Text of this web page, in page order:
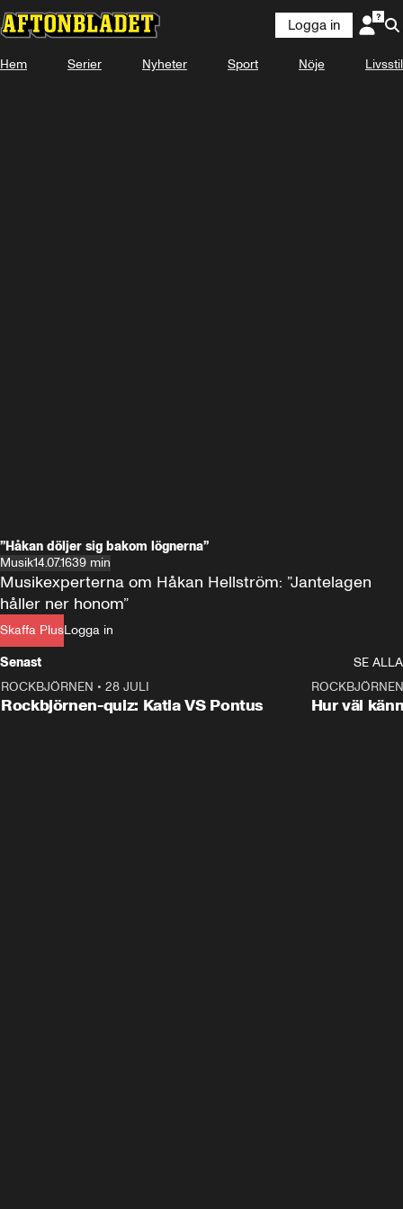
Logga in
Logga in
Hem Serier Nyheter Sport Nöje Livsstil
”Håkan döljer sig bakom lögnerna”
Musik14.07.1639 min
Skaffa PlusLogga in
Musikexperterna om Håkan Hellström: ”Jantelagen
håller ner honom”
Senast
SE ALLA
ROCKBJÖRNEN • 28 JULI
Rockbjörnen-quiz: Katia VS Pontus
ROCKBJÖRNEN
Hur väl